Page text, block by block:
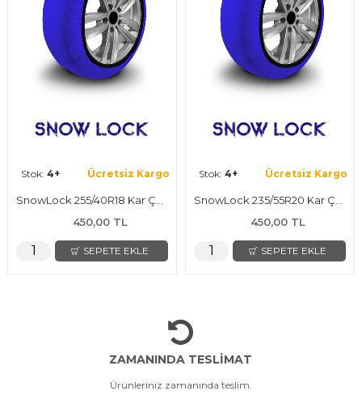
Stok: 4+ Ücretsiz Kargo
450,00 TL
SEPETE EKLE
Stok: 4+ Ücretsiz Kargo
450,00 TL
SEPETE EKLE
ZAMANINDA TESLİMAT
Ürünleriniz zamanında teslim.